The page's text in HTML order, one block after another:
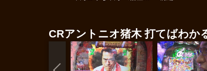
CRアントニオ猪木 打てばわか